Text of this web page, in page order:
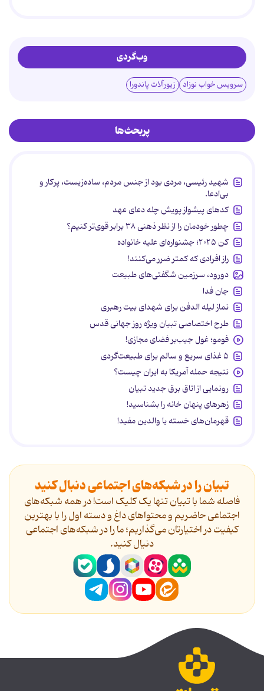
وب‌گردی
سرویس خواب نوزاد زیورآلات پاندورا
پربحث‌ها
شهید رئیسی، مردی بود از جنس مردم، ساده‌زیست، پرکار و
بی‌ادعا.
کدهای پیشواز پویش چله دعای عهد
چطور خودمان را از نظر ذهنی ۳۸ برابر قوی‌تر کنیم؟
کن ۲۰۲۵؛ جشنواره‌ای علیه خانواده
راز افرادی که کمتر ضرر می‌کنند!
دورود، سرزمین شگفتی‌های طبیعت
جان فدا
نماز لیله الدفن برای شهدای بیت رهبری
طرح اختصاصی تبیان ویژه روز جهانی قدس
فومو؛ غول جیب‌بر فضای مجازی!
۵ غذای سریع و سالم برای طبیعت‌گردی
نتیجه حمله آمریکا به ایران چیست؟
رونمایی از اتاق برق جدید تبیان
زهرهای پنهان خانه را بشناسید!
قهرمان‌های خسته یا والدین مفید!
تبیان را در شبکه‌های اجتماعی دنبال کنید
فاصله شما با تبیان تنها یک کلیک است! در همه شبکه‌های
اجتماعی حاضریم و محتواهای داغ و دسته اول را با بهترین
کیفیت در اختیارتان می‌گذاریم؛ ما را در شبکه‌های اجتماعی
دنیال کنید.